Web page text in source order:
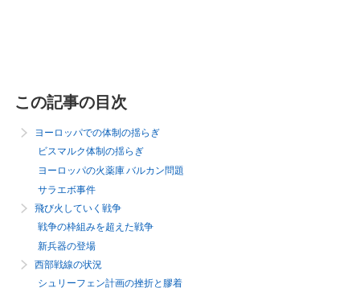
この記事の目次
ヨーロッパでの体制の揺らぎ
ビスマルク体制の揺らぎ
ヨーロッパの火薬庫 バルカン問題
サラエボ事件
飛び火していく戦争
戦争の枠組みを超えた戦争
新兵器の登場
西部戦線の状況
シュリーフェン計画の挫折と膠着